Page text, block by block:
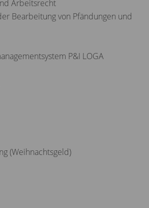
Arbeitsrecht
Bearbeitung von Pfändungen und
P&I LOGA
(Weihnachtsgeld)